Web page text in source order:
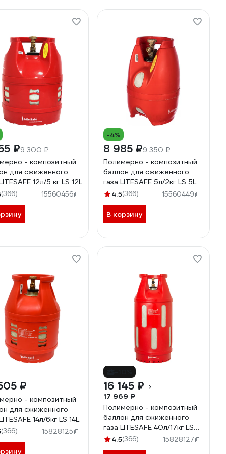
₽9 300 ₽
- композитный
для сжиженного
12л/5 кг LS 12L
(366) 15560456
-4%
8 985 ₽9 350 ₽
Полимерно - композитный
баллон для сжиженного
газа LITESAFE 5л/2кг LS 5L
4.5(366) 15560449
В корзину
₽
- композитный
для сжиженного
14л/6кг LS 14L
(366) 15828125
16 145 ₽
17 969 ₽
Полимерно - композитный
баллон для сжиженного
газа LITESAFE 40л/17кг LS
40L4.5(366) 15828127